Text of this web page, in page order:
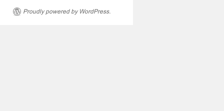
Proudly powered by WordPress.